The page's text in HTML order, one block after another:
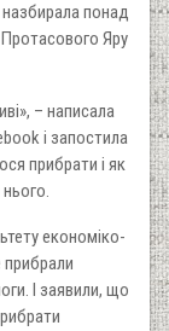
назбирала понад
Протасового Яру
– написала
і запостила
прибрати і як
економіко-
прибрали
І заявили, що